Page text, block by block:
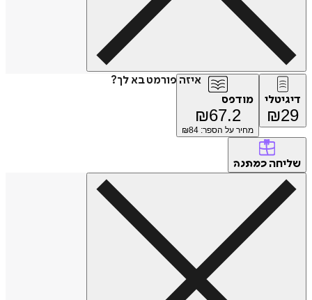
איזה פורמט בא לך?
דיגיטלי
₪29
מודפס
₪67.2
מחיר על הספר: ₪ 84
שליחה כמתנה